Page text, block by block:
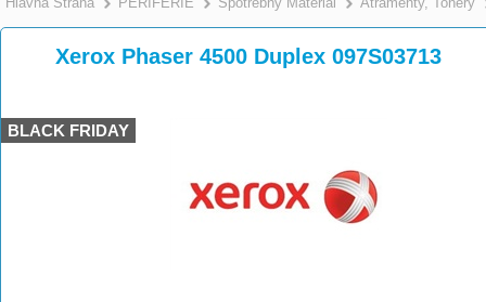
>>>
Xerox Phaser 4500 Duplex 097S03713
BLACK FRIDAY